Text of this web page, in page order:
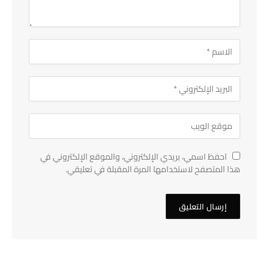
احفظ اسمي، بريدي الإلكتروني، والموقع الإلكتروني في
هذا المتصفح لاستخدامها المرة المقبلة في تعليقي.